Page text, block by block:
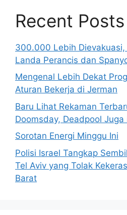
Recent Posts
300.000 Lebih
Landa Perancis dan
Mengenal Lebih Dekat
Aturan Bekerja di Jerman
Baru Lihat Rekaman
Doomsday, Deadpool Juga
Sorotan Energi Minggu Ini
Polisi Israel Tangkap
Tel Aviv yang Tolak
Barat